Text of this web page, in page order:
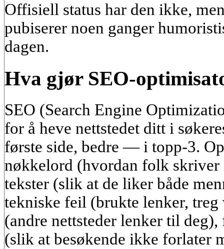
Offisiell status har den ikke,
pubiserer noen ganger
dagen.
Hva gjør SEO-
SEO (Search Engine
for å heve nettstedet ditt i
første side, bedre — i topp-3.
nøkkelord (hvordan folk skriver
tekster (slik at de liker både
tekniske feil (brukte lenker,
(andre nettsteder lenker til
(slik at besøkende ikke forlater